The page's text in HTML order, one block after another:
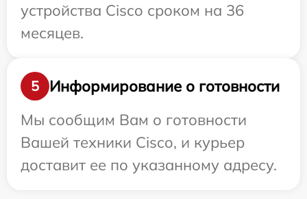
устройства Cisco сроком на 36
месяцев.
5
Информирование о готовности
Мы сообщим Вам о готовности
Вашей техники Cisco, и курьер
доставит ее по указанному адресу.